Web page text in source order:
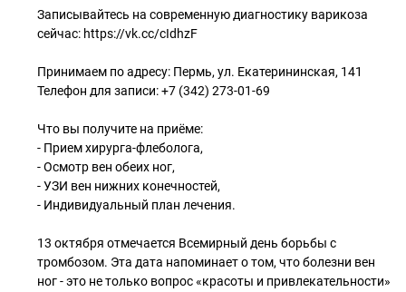
Записывайтесь на современную диагностику варикоза
сейчас: https://vk.cc/cIdhzF
Принимаем по адресу: Пермь, ул. Екатерининская, 141
Телефон для записи: +7 (342) 273-01-69
Что вы получите на приёме:
- Прием хирурга-флеболога,
- Осмотр вен обеих ног,
- УЗИ вен нижних конечностей,
- Индивидуальный план лечения.
13 октября отмечается Всемирный день борьбы с
тромбозом. Эта дата напоминает о том, что болезни вен
ног - это не только вопрос «красоты и привлекательности»